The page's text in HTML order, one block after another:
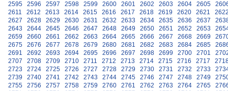
2595
2596 2597 2598 2599 2600 2601 2602 2603 2604 2605
2611
2612 2613 2614 2615 2616 2617 2618 2619 2620 2621
2627
2628 2629 2630 2631 2632 2633 2634 2635 2636 2637
2643
2644 2645 2646 2647 2648 2649 2650 2651 2652 2653
2659
2660 2661 2662 2663 2664 2665 2666 2667 2668 2669
2675
2676 2677 2678 2679 2680 2681 2682 2683 2684 2685
2691
2692 2693 2694 2695 2696 2697 2698 2699 2700 2701
2707
2708 2709 2710 2711 2712 2713 2714 2715 2716 2717
2723
2724 2725 2726 2727 2728 2729 2730 2731 2732 2733
2739
2740 2741 2742 2743 2744 2745 2746 2747 2748 2749
2755
2756 2757 2758 2759 2760 2761 2762 2763 2764 2765